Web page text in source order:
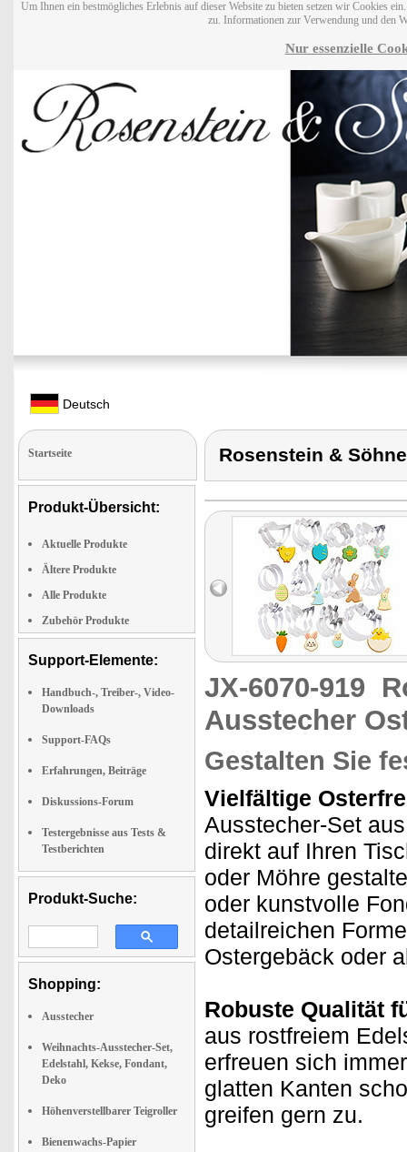
Um Ihnen ein bestmögliches Erlebnis auf dieser Website zu bieten setzen wir Cookies
zu. Informationen zur Verwendung und den
Nur essenzielle
Deutsch
Startseite
Produkt-Übersicht:
Aktuelle Produkte
Ältere Produkte
Alle Produkte
Zubehör Produkte
Support-Elemente:
Handbuch-, Treiber-, Video-
Downloads
Support-FAQs
Erfahrungen, Beiträge
Diskussions-Forum
Testergebnisse aus Tests &
Testberichten
Produkt-Suche:
Shopping:
Ausstecher
Weihnachts-Ausstecher-Set,
Edelstahl, Kekse, Fondant,
Deko
Höhenverstellbarer Teigroller
Bienenwachs-Papier
Rosenstein &
JX-6070-919
Ausstecher
Gestalten Sie
Vielfältige
Ausstecher-Set
direkt auf Ihren
oder Möhre
oder kunstvolle
detailreichen
Ostergebäck oder
Robuste Qualität
aus rostfreiem
erfreuen sich
glatten Kanten
greifen gern zu.